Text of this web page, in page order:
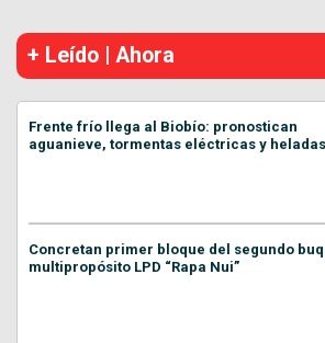
+ Leído | Ahora
Frente frío llega al Biobío: pronostican
aguanieve, tormentas eléctricas y heladas
Concretan primer bloque del segundo
multipropósito LPD “Rapa Nui”